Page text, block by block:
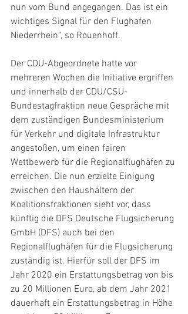
nun vom Bund angegangen. Das ist ein
wichtiges Signal für den Flughafen
Niederrhein“, so Rouenhoff.
Der CDU-Abgeordnete hatte vor
mehreren Wochen die Initiative ergriffen
und innerhalb der CDU/CSU-
Bundestagfraktion neue Gespräche mit
dem zuständigen Bundesministerium
für Verkehr und digitale Infrastruktur
angestoßen, um einen fairen
Wettbewerb für die Regionalflughäfen zu
erreichen. Die nun erzielte Einigung
zwischen den Haushältern der
Koalitionsfraktionen sieht vor, dass
künftig die DFS Deutsche Flugsicherung
GmbH (DFS) auch bei den
Regionalflughäfen für die Flugsicherung
zuständig ist. Hierfür soll der DFS im
Jahr 2020 ein Erstattungsbetrag von bis
zu 20 Millionen Euro, ab dem Jahr 2021
dauerhaft ein Erstattungsbetrag in Höhe